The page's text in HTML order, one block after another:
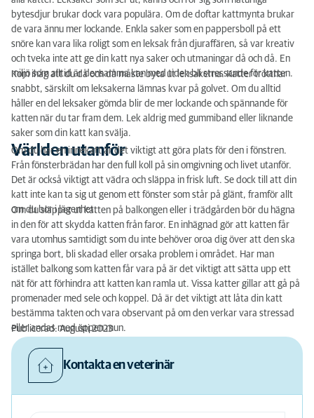
bytesdjur brukar dock vara populära. Om de doftar kattmynta brukar
de vara ännu mer lockande. Enkla saker som en pappersboll på ett
snöre kan vara lika roligt som en leksak från djuraffären, så var kreativ
och tveka inte att ge din katt nya saker och utmaningar då och då. En
miljö som alltid är densamma kan med tiden bli stressande för katten.
Kom ihåg att du då och då måste byta ut leksakerna. Katter tröttnar
snabbt, särskilt om leksakerna lämnas kvar på golvet. Om du alltid
håller en del leksaker gömda blir de mer lockande och spännande för
katten när du tar fram dem. Lek aldrig med gummiband eller liknande
saker som din katt kan svälja.
Världen utanför
Om du har en innekatt är det viktigt att göra plats för den i fönstren.
Från fönsterbrädan har den full koll på sin omgivning och livet utanför.
Det är också viktigt att vädra och släppa in frisk luft. Se dock till att din
katt inte kan ta sig ut genom ett fönster som står på glänt, framför allt
om du bor i lägenhet.
Om du släpper ut katten på balkongen eller i trädgården bör du hägna
in den för att skydda katten från faror. En inhägnad gör att katten får
vara utomhus samtidigt som du inte behöver oroa dig över att den ska
springa bort, bli skadad eller orsaka problem i området. Har man
istället balkong som katten får vara på är det viktigt att sätta upp ett
nät för att förhindra att katten kan ramla ut. Vissa katter gillar att gå på
promenader med sele och koppel. Då är det viktigt att låta din katt
bestämma takten och vara observant på om den verkar vara stressad
eller andas med öppen mun.
Publicerad: Augusti 2023
Kontakta en veterinär